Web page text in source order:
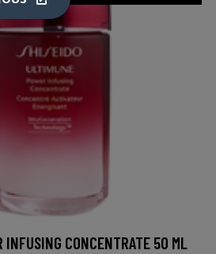
INFUSING CONCENTRATE 50 ML